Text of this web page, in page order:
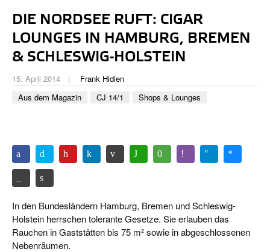
PFEIFEN & SPIRITUOSEN
ZIGARRENBRANCHE
DIE NORDSEE RUFT: CIGAR
LOUNGES IN HAMBURG, BREMEN
& SCHLESWIG-HOLSTEIN
15. April 2014
Frank Hidien
Aus dem Magazin
CJ 14/1 Shops & Lounges
In den Bundesländern Hamburg, Bremen und Schleswig-
Holstein herrschen tolerante Gesetze. Sie erlauben das
Rauchen in Gaststätten bis 75 m² sowie in abgeschlossenen
Nebenräumen.